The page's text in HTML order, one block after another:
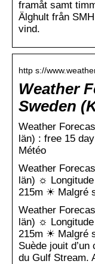
framåt samt
Älghult från
vind.
http s://
Weather
Sweden
Weather
län) : free 15
Météo
Weather
län) ☼
215m ☀ Malgré
Weather
län) ☼
215m ☀ Malgré
Suède jouit
du Gulf Stream.